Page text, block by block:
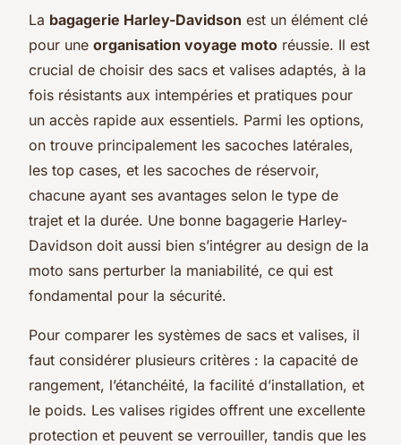
La bagagerie Harley-Davidson est un élément clé
pour une organisation voyage moto réussie. Il est
crucial de choisir des sacs et valises adaptés, à la
fois résistants aux intempéries et pratiques pour
un accès rapide aux essentiels. Parmi les options,
on trouve principalement les sacoches latérales,
les top cases, et les sacoches de réservoir,
chacune ayant ses avantages selon le type de
trajet et la durée. Une bonne bagagerie Harley-
Davidson doit aussi bien s’intégrer au design de la
moto sans perturber la maniabilité, ce qui est
fondamental pour la sécurité.
Pour comparer les systèmes de sacs et valises, il
faut considérer plusieurs critères : la capacité de
rangement, l’étanchéité, la facilité d’installation, et
le poids. Les valises rigides offrent une excellente
protection et peuvent se verrouiller, tandis que les